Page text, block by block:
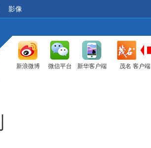
影像
新浪微博 微信平台 新华客户端 茂名 客户端